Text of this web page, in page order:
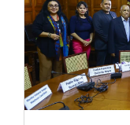
Asimismo, recordó
larga historia de
consideró
espacios de
Por su parte, el